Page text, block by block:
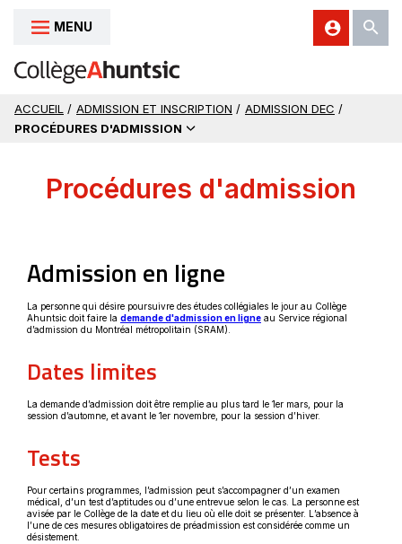
Aller au contenu
MENU
ACCUEIL / ADMISSION ET INSCRIPTION / ADMISSION DEC /
PROCÉDURES D'ADMISSION
Procédures d'admission
Admission en ligne
La personne qui désire poursuivre des études collégiales le jour au Collège
Ahuntsic doit faire la demande d'admission en ligneCe
au Service régional
d’admission du Montréal métropolitain (SRAM).
Dates limites
La demande d’admission doit être remplie au plus tard le 1er mars, pour la
session d’automne, et avant le 1er novembre, pour la session d’hiver.
Tests
Pour certains programmes, l’admission peut s’accompagner d’un examen
médical, d’un test d’aptitudes ou d’une entrevue selon le cas. La personne est
avisée par le Collège de la date et du lieu où elle doit se présenter. L’absence à
l’une de ces mesures obligatoires de préadmission est considérée comme un
désistement.